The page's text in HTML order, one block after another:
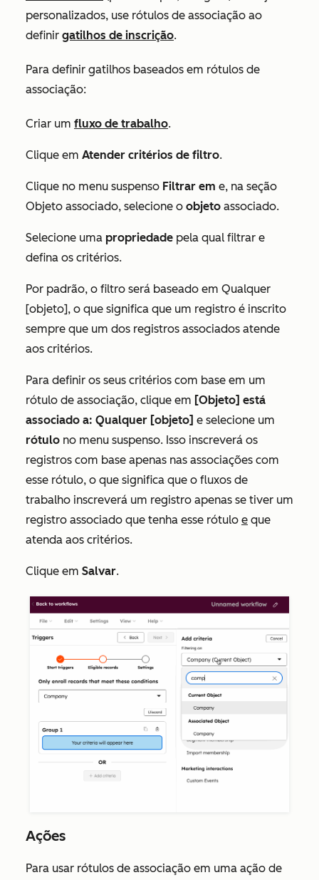
personalizados, use rótulos de associação ao
definir gatilhos de inscrição.
Para definir gatilhos baseados em rótulos de
associação:
Criar um fluxo de trabalho.
Clique em Atender critérios de filtro.
Clique no menu suspenso Filtrar em e, na seção
Objeto associado, selecione o objeto associado.
Selecione uma propriedade pela qual filtrar e
defina os critérios.
Por padrão, o filtro será baseado em Qualquer
[objeto], o que significa que um registro é inscrito
sempre que um dos registros associados atende
aos critérios.
Para definir os seus critérios com base em um
rótulo de associação, clique em [Objeto] está
associado a: Qualquer [objeto] e selecione um
rótulo no menu suspenso. Isso inscreverá os
registros com base apenas nas associações com
esse rótulo, o que significa que o fluxos de
trabalho inscreverá um registro apenas se tiver um
registro associado que tenha esse rótulo e que
atenda aos critérios.
Clique em Salvar.
Ações
Para usar rótulos de associação em uma ação de